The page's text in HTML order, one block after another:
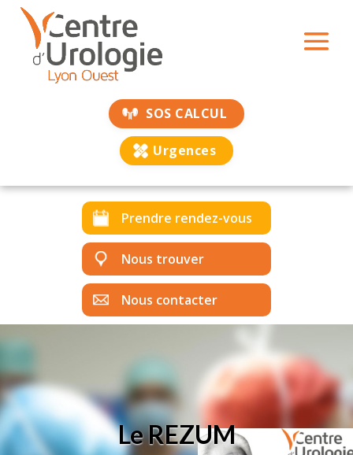
SOS CALCUL
Urgences
Prendre rendez-vous
Nous trouver
Nous contacter
Le REZUM